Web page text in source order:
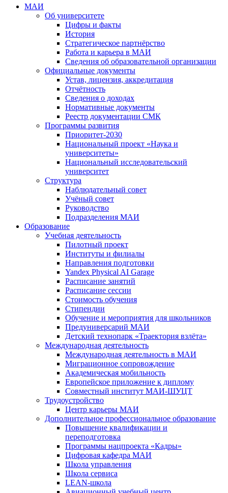
МАИ
Об университете
Цифры и факты
История
Стратегическое партнёрство
Работа и карьера в МАИ
Сведения об образовательной организации
Официальные документы
Устав, лицензия, аккредитация
Отчётность
Сведения о доходах
Нормативные документы
Реестр документации СМК
Программы развития
Приоритет-2030
Национальный проект «Наука и
университеты»
Национальный исследовательский
университет
Структура
Наблюдательный совет
Учёный совет
Руководство
Подразделения МАИ
Образование
Учебная деятельность
Пилотный проект
Институты и филиалы
Направления подготовки
Yandex Physical AI Garage
Расписание занятий
Расписание сессии
Стоимость обучения
Стипендии
Обучение и мероприятия для школьников
Предуниверсарий МАИ
Детский технопарк «Траектория взлёта»
Международная деятельность
Международная деятельность в МАИ
Миграционное сопровождение
Академическая мобильность
Европейское приложение к диплому
Совместный институт МАИ-ШУЦТ
Трудоустройство
Центр карьеры МАИ
Дополнительное профессиональное образование
Повышение квалификации и
переподготовка
Программы нацпроекта «Кадры»
Цифровая кафедра МАИ
Школа управления
Школа сервиса
LEAN-школа